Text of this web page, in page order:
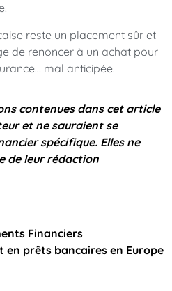
reste un placement sûr et
de renoncer à un achat pour
mal anticipée.
contenues dans cet article
et ne sauraient se
spécifique. Elles ne
de leur rédaction
Financiers
en prêts bancaires en Europe